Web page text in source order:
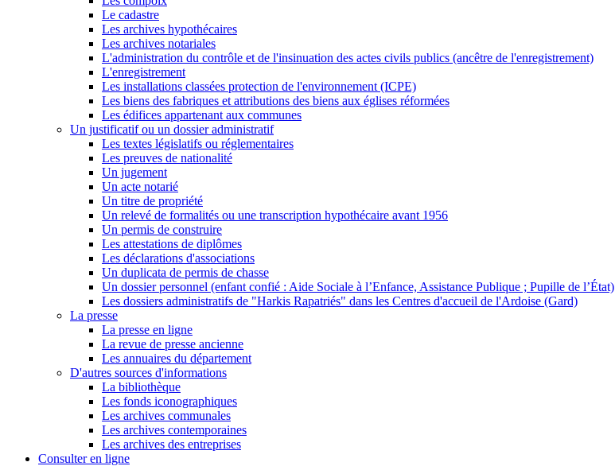
Le cadastre
Les archives hypothécaires
Les archives notariales
L'administration du contrôle et de l'insinuation des actes civils publics (ancêtre de l'enregistrement)
L'enregistrement
Les installations classées protection de l'environnement (ICPE)
Les biens des fabriques et attributions des biens aux églises réformées
Les édifices appartenant aux communes
Un justificatif ou un dossier administratif
Les textes législatifs ou réglementaires
Les preuves de nationalité
Un jugement
Un acte notarié
Un titre de propriété
Un relevé de formalités ou une transcription hypothécaire avant 1956
Un permis de construire
Les attestations de diplômes
Les déclarations d'associations
Un duplicata de permis de chasse
Un dossier personnel (enfant confié : Aide Sociale à l’Enfance, Assistance Publique ; Pupille de l’État)
Les dossiers administratifs de "Harkis Rapatriés" dans les Centres d'accueil de l'Ardoise (Gard)
La presse
La presse en ligne
La revue de presse ancienne
Les annuaires du département
D'autres sources d'informations
La bibliothèque
Les fonds iconographiques
Les archives communales
Les archives contemporaines
Les archives des entreprises
Consulter en ligne